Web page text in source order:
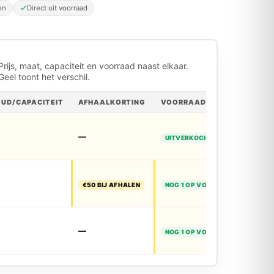
Direct uit voorraad
maat, capaciteit en voorraad naast elkaar.
toont het verschil.
CAPACITEIT AFHAALKORTING VOORRAAD
— UITVERKOCHT
€50 BIJ AFHALEN NOG 1 OP VOORRAAD
— NOG 1 OP VOORRAAD